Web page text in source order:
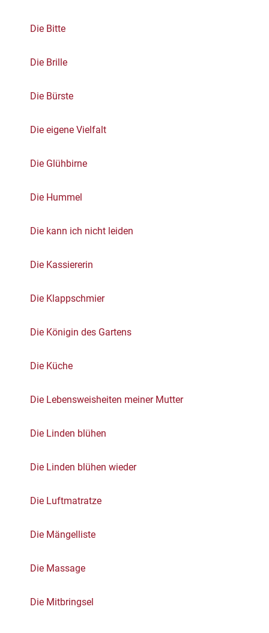
Die Bitte
Die Brille
Die Bürste
Die eigene Vielfalt
Die Glühbirne
Die Hummel
Die kann ich nicht leiden
Die Kassiererin
Die Klappschmier
Die Königin des Gartens
Die Küche
Die Lebensweisheiten meiner Mutter
Die Linden blühen
Die Linden blühen wieder
Die Luftmatratze
Die Mängelliste
Die Massage
Die Mitbringsel